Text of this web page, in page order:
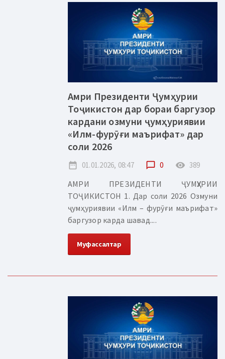
Амри Президенти Ҷумҳурии
Тоҷикистон дар бораи баргузор
кардани озмуни ҷумҳуриявии
«Илм-фурӯғи маърифат» дар
соли 2026
date_range 01.01.2026, 08:47 chat_bubble_outline 0 remove_red_eye 389
АМРИ ПРЕЗИДЕНТИ ҶУМҲУРИИ
ТОҶИКИСТОН 1. Дар соли 2026 Озмуни
ҷумҳуриявии «Илм – фурӯғи маърифат»
баргузор карда шавад....
Муфассалтар